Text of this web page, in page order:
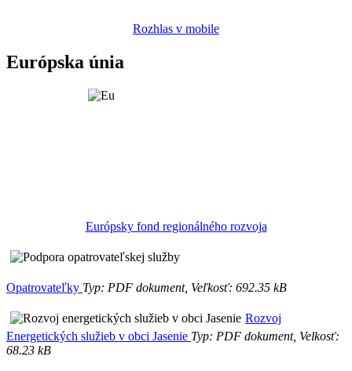
Rozhlas v mobile
Európska únia
Európsky fond regionálného rozvoja
Opatrovateľky Typ: PDF dokument, Veľkosť: 692.35 kB
Rozvoj
Energetických služieb v obci Jasenie Typ: PDF dokument, Velkosť:
68.23 kB